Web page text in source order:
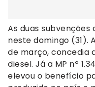
As duas
neste domingo (31).
de março, concedia
diesel. Já a MP nº
elevou o benefício